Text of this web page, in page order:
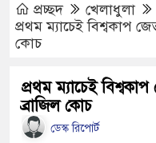
৫ দেশের ওপর ১০০% শুল্কের
ভয়ংকর পরিকল্পনা ফাঁস
প্রচ্ছদ
খেলাধুলা
প্রথম ম্যাচেই বিশ্বকাপ
কোচ
প্রথম ম্যাচেই
ব্রাজিল কোচ
ডেস্ক রিপোর্ট